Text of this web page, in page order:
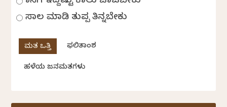
ಸಾಲ ಮಾಡಿ ತುಪ್ಪ ತಿನ್ನಬೇಕು
ಫಲಿತಾಂಶ
ಹಳೆಯ ಜನಮತಗಳು